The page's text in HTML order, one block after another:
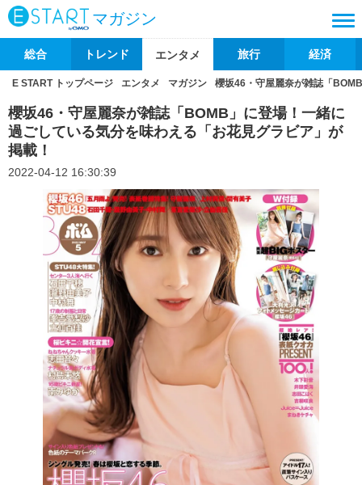
マガジン
総合 トレンド エンタメ 旅行 経済
E START トップページ エンタメ マガジン 櫻坂46・守屋麗奈が雑誌「
櫻坂46・守屋麗奈が雑誌「BOMB」に登場！一緒に
過ごしている気分を味わえる「お花見グラビア」が
掲載！
2022-04-12 16:30:39